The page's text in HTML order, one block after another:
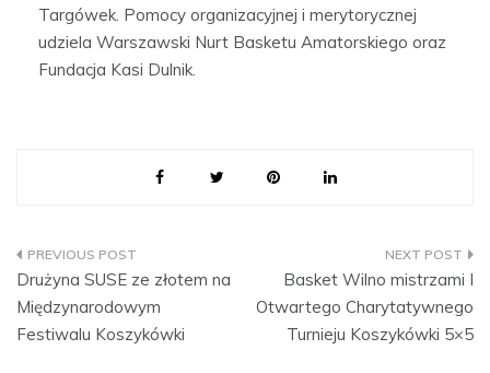
Targówek. Pomocy organizacyjnej i merytorycznej
udziela Warszawski Nurt Basketu Amatorskiego oraz
Fundacja Kasi Dulnik.
Nawigacja
wpisu
Drużyna SUSE ze złotem na
Międzynarodowym
Festiwalu Koszykówki
Basket Wilno mistrzami I
Otwartego Charytatywnego
Turnieju Koszykówki 5×5